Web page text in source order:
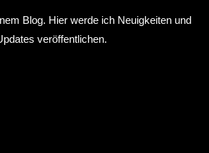
Blog. Hier werde ich Neuigkeiten und
veröffentlichen.